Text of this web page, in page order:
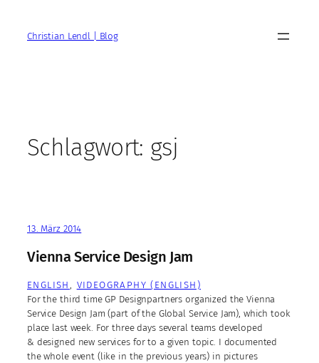
springenChristian Lendl | Blog
Schlagwort: gsj
13. März 2014
Vienna Service Design Jam
ENGLISH, VIDEOGRAPHY (ENGLISH)
For the third time GP Designpartners organized the Vienna
Service Design Jam (part of the Global Service Jam), which took
place last week. For three days several teams developed
& designed new services for to a given topic. I documented
the whole event (like in the previous years) in pictures